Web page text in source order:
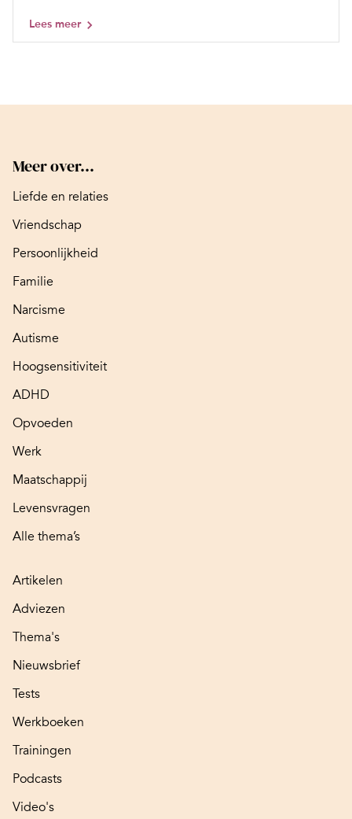
Lees meer
Meer over...
Liefde en relaties
Vriendschap
Persoonlijkheid
Familie
Narcisme
Autisme
Hoogsensitiviteit
ADHD
Opvoeden
Werk
Maatschappij
Levensvragen
Alle thema’s
Artikelen
Adviezen
Thema's
Nieuwsbrief
Tests
Werkboeken
Trainingen
Podcasts
Video's